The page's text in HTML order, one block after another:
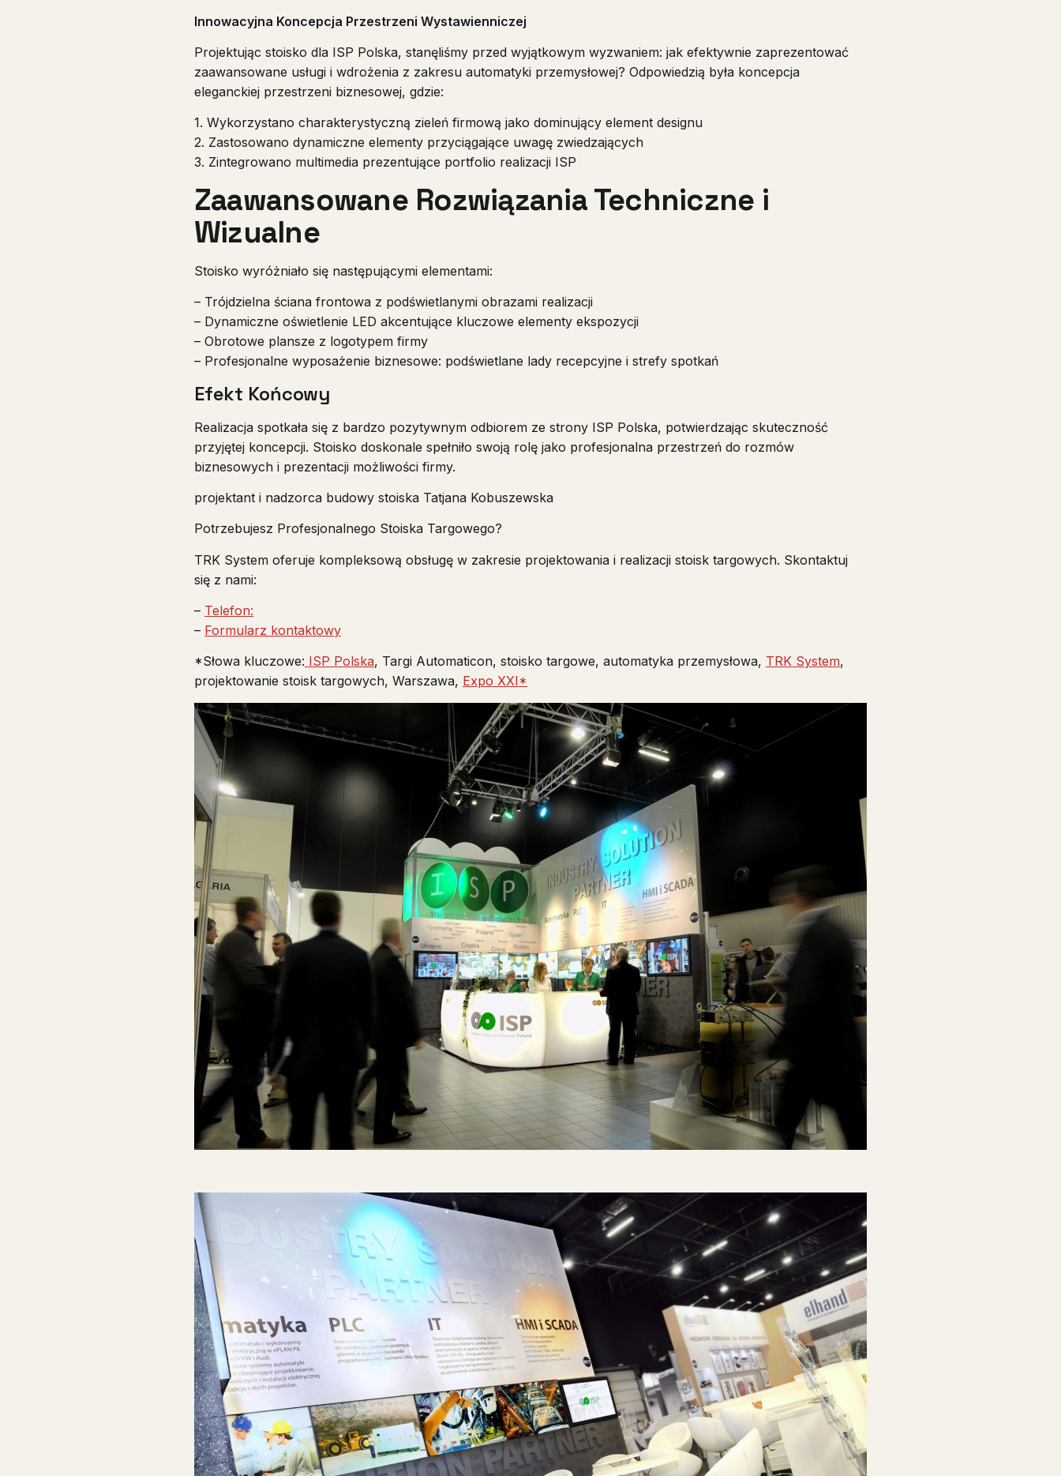
Innowacyjna Koncepcja Przestrzeni Wystawienniczej
Projektując stoisko dla ISP Polska, stanęliśmy przed wyjątkowym wyzwaniem: jak efektywnie zaprezentować
zaawansowane usługi i wdrożenia z zakresu automatyki przemysłowej? Odpowiedzią była koncepcja
eleganckiej przestrzeni biznesowej, gdzie:
1. Wykorzystano charakterystyczną zieleń firmową jako dominujący element designu
2. Zastosowano dynamiczne elementy przyciągające uwagę zwiedzających
3. Zintegrowano multimedia prezentujące portfolio realizacji ISP
Zaawansowane Rozwiązania Techniczne i
Wizualne
Stoisko wyróżniało się następującymi elementami:
– Trójdzielna ściana frontowa z podświetlanymi obrazami realizacji
– Dynamiczne oświetlenie LED akcentujące kluczowe elementy ekspozycji
– Obrotowe plansze z logotypem firmy
– Profesjonalne wyposażenie biznesowe: podświetlane lady recepcyjne i strefy spotkań
Efekt Końcowy
Realizacja spotkała się z bardzo pozytywnym odbiorem ze strony ISP Polska, potwierdzając skuteczność
przyjętej koncepcji. Stoisko doskonale spełniło swoją rolę jako profesjonalna przestrzeń do rozmów
biznesowych i prezentacji możliwości firmy.
projektant i nadzorca budowy stoiska Tatjana Kobuszewska
Potrzebujesz Profesjonalnego Stoiska Targowego?
TRK System oferuje kompleksową obsługę w zakresie projektowania i realizacji stoisk targowych. Skontaktuj
się z nami:
– Telefon:
– Formularz kontaktowy
*Słowa kluczowe: ISP Polska, Targi Automaticon, stoisko targowe, automatyka przemysłowa, TRK System,
projektowanie stoisk targowych, Warszawa, Expo XXI*